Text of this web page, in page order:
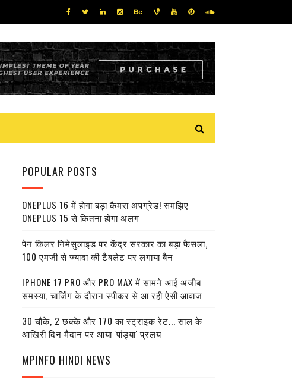
POPULAR POSTS
ONEPLUS 16 में होगा बड़ा कैमरा अपग्रेड! समझिए
ONEPLUS 15 से कितना होगा अलग
पेन किलर निमेसुलाइड पर केंद्र सरकार का बड़ा फैसला,
100 एमजी से ज्यादा की टैबलेट पर लगाया बैन
IPHONE 17 PRO और PRO MAX में सामने आई अजीब
समस्या, चार्जिंग के दौरान स्पीकर से आ रही ऐसी आवाज
30 चौके, 2 छक्के और 170 का स्ट्राइक रेट... साल के
आखिरी दिन मैदान पर आया 'पांड्या' प्रलय
MPINFO HINDI NEWS